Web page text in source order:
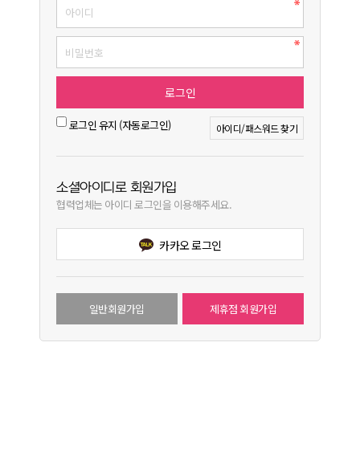
로그인 유지 (자동로그인) 아이디/패스워드 찾기
소셜아이디로 회원가입
협력업체는 아이디 로그인을 이용해주세요.
카카오 로그인
일반회원가입 제휴점 회원가입